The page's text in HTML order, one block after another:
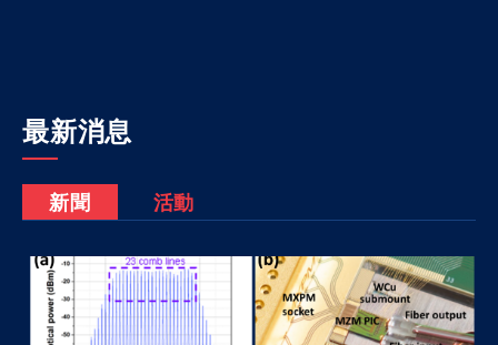
最新消息
新聞 活動